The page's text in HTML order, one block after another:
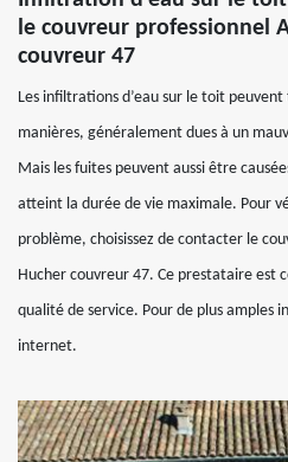
le couvreur professionnel
couvreur 47
Les infiltrations d’eau sur le toit
manières, généralement dues à un
Mais les fuites peuvent aussi être
atteint la durée de vie maximale. Pour
problème, choisissez de contacter le
Hucher couvreur 47. Ce prestataire est
qualité de service. Pour de plus amples
internet.